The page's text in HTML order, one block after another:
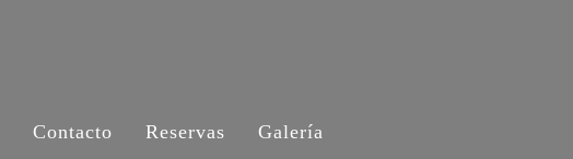
Contacto Reservas Galería